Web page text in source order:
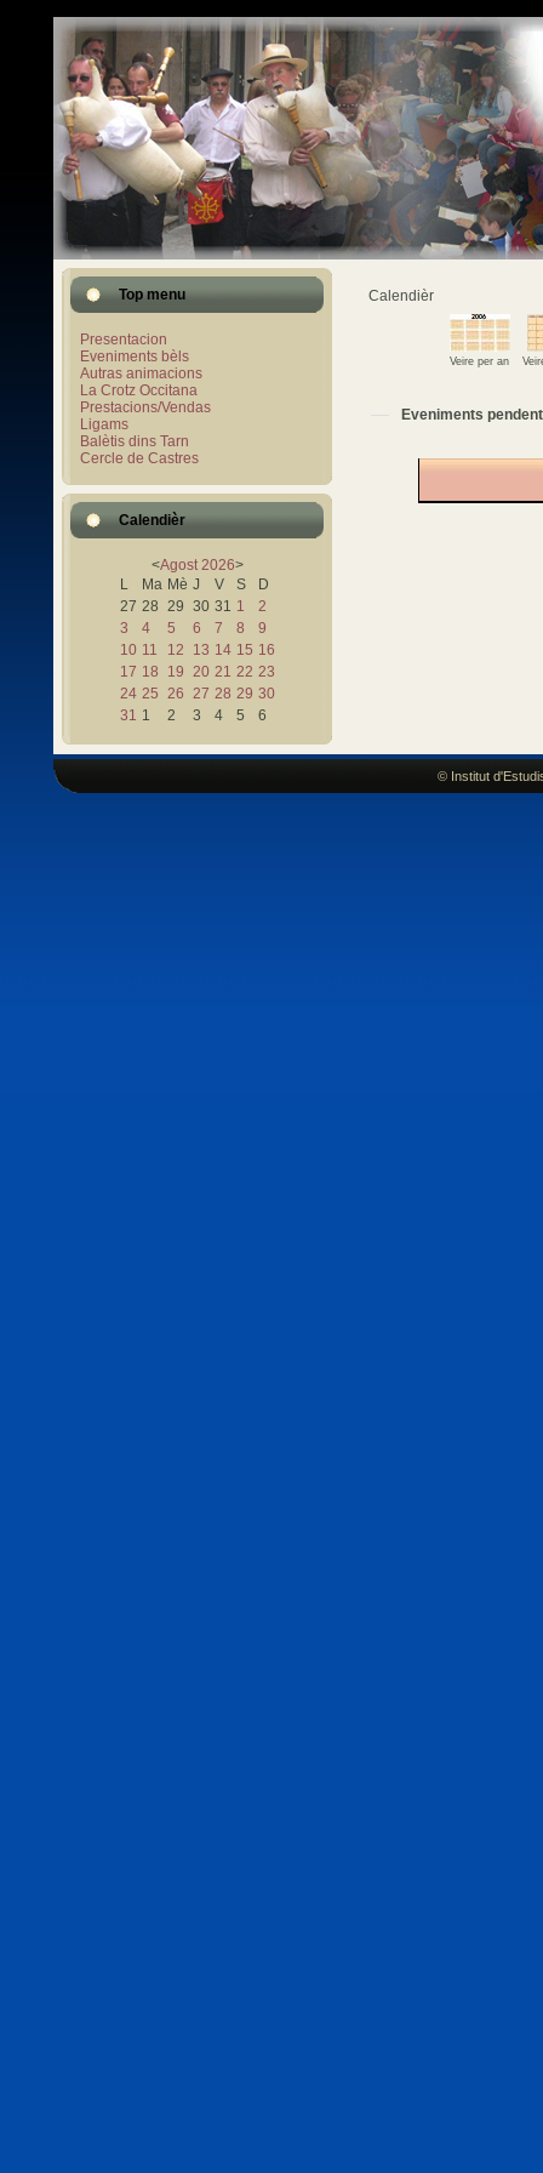
Top menu
Presentacion
Eveniments bèls
Autras animacions
La Crotz Occitana
Prestacions/Vendas
Ligams
Balètis dins Tarn
Cercle de Castres
Calendièr
<Agost 2026>
L
Ma Mè J V S
D
27 28 29 30 31 1
2
3
4 5 6 7 8
9
10 11 12 13 14 15 16
17 18 19 20 21 22 23
24 25 26 27 28 29 30
31 1 2 3 4 5 6
Calendièr
Veire per an
Eveniments pendent
© Institut